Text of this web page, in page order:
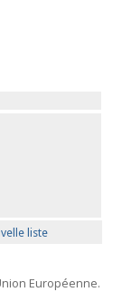
liste
Européenne.